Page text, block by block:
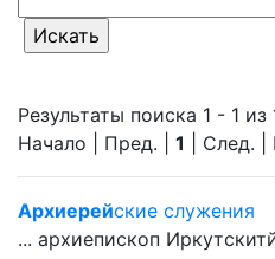
Результаты поиска 1 - 1 из
Начало | Пред. | 1 | След. |
Архиерейские служения
... архиепископ